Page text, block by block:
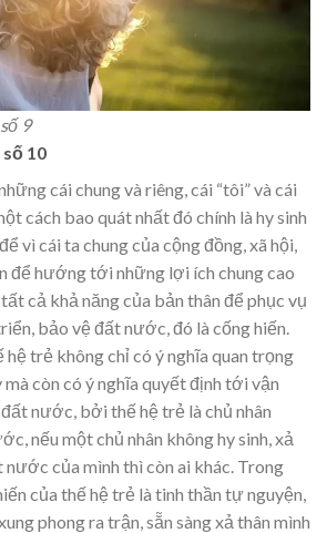
9
10
cái chung và riêng, cái “tôi” và cái
cách bao quát nhất đó chính là hy sinh
vì cái ta chung của cộng đồng, xã hội,
để hướng tới những lợi ích chung cao
cả khả năng của bản thân để phục vụ
bảo vệ đất nước, đó là cống hiến.
hệ trẻ không chỉ có ý nghĩa quan trọng
còn có ý nghĩa quyết định tới vận
nước, bởi thế hệ trẻ là chủ nhân
nếu một chủ nhân không hy sinh, xả
nước của mình thì còn ai khác. Trong
của thế hệ trẻ là tinh thần tự nguyện,
phong ra trận, sẵn sàng xả thân mình